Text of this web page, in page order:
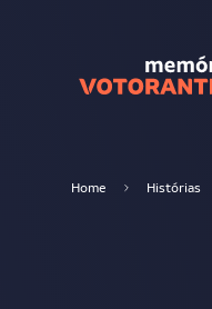
Home Histórias